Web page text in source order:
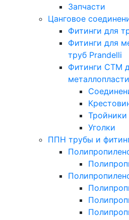
Запчасти
Цанговое
Фитинги для
Фитинги для
труб Prandelli
Фитинги СTM
Тройники
Уголки
ППН трубы и